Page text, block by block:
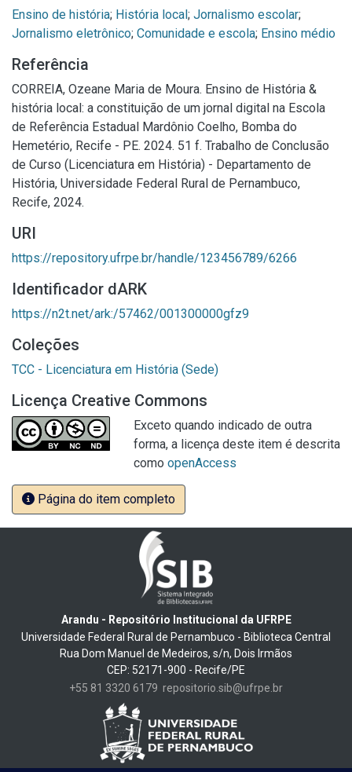
Ensino de história; História local; Jornalismo escolar;
Jornalismo eletrônico; Comunidade e escola; Ensino médio
Referência
CORREIA, Ozeane Maria de Moura. Ensino de História &
história local: a constituição de um jornal digital na Escola
de Referência Estadual Mardônio Coelho, Bomba do
Hemetério, Recife - PE. 2024. 51 f. Trabalho de Conclusão
de Curso (Licenciatura em História) - Departamento de
História, Universidade Federal Rural de Pernambuco,
Recife, 2024.
URI
https://repository.ufrpe.br/handle/123456789/6266
Identificador dARK
https://n2t.net/ark:/57462/001300000gfz9
Coleções
TCC - Licenciatura em História (Sede)
Licença Creative Commons
Exceto quando indicado de outra
forma, a licença deste item é descrita
como openAccess
Página do item completo
Arandu - Repositório Institucional da UFRPE
Universidade Federal Rural de Pernambuco - Biblioteca Central
Rua Dom Manuel de Medeiros, s/n, Dois Irmãos
CEP: 52171-900 - Recife/PE
+55 81 3320 6179 repositorio.sib@ufrpe.br